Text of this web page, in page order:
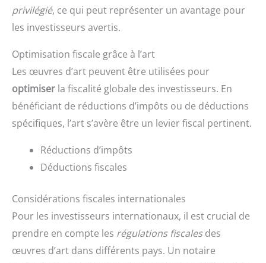
privilégié, ce qui peut représenter un avantage pour
les investisseurs avertis.
Optimisation fiscale grâce à l’art
Les œuvres d’art peuvent être utilisées pour
optimiser la fiscalité globale des investisseurs. En
bénéficiant de réductions d’impôts ou de déductions
spécifiques, l’art s’avère être un levier fiscal pertinent.
Réductions d’impôts
Déductions fiscales
Considérations fiscales internationales
Pour les investisseurs internationaux, il est crucial de
prendre en compte les régulations fiscalesdes
œuvres d’art dans différents pays. Un notaire